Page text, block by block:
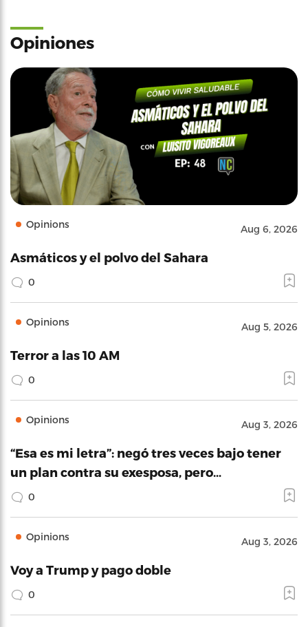
Opiniones
Opinions Aug 6, 2026
Asmáticos y el polvo del Sahara
0
Opinions Aug 5, 2026
Terror a las 10 AM
0
Opinions Aug 3, 2026
“Esa es mi letra”: negó tres veces bajo tener
un plan contra su exesposa, pero…
0
Opinions Aug 3, 2026
Voy a Trump y pago doble
0